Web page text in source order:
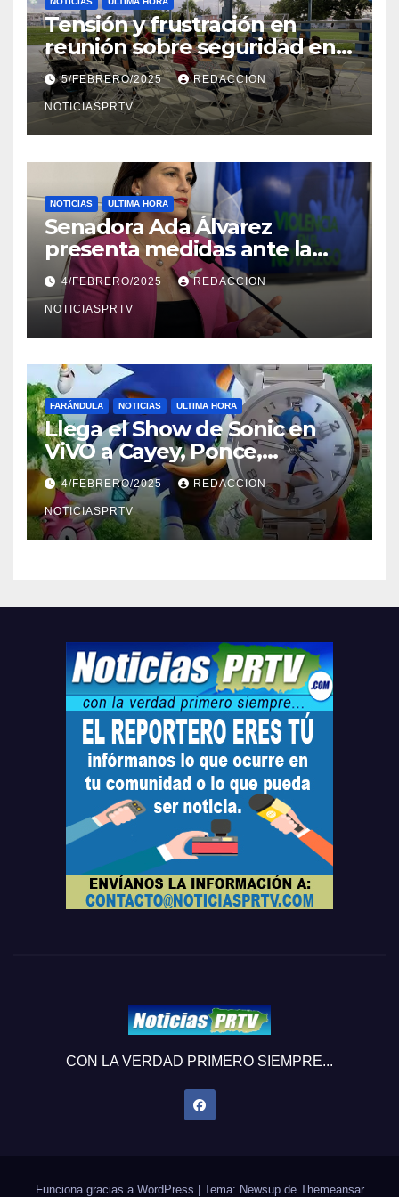
Tensión y frustración en
reunión sobre seguridad en
Reparto Metropolitano
5/FEBRERO/2025 REDACCION
NOTICIASPRTV
NOTICIAS ULTIMA HORA
Senadora Ada Álvarez
presenta medidas ante la
violencia en el noviazgo
4/FEBRERO/2025 REDACCION
NOTICIASPRTV
FARÁNDULA NOTICIAS ULTIMA HORA
Llega el Show de Sonic en
ViVO a Cayey, Ponce,
Barceloneta y Humacao,
Relojes gratis para el que
compre ahora….
4/FEBRERO/2025 REDACCION
NOTICIASPRTV
CON LA VERDAD PRIMERO SIEMPRE...
Funciona gracias a WordPress Tema: Newsup de Themeansar